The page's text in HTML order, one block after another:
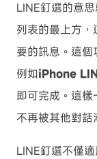
LINE釘選的意
列表的最上方，
要的訊息。這
例如iPhone
即可完成。這樣
不再被其他對話
LINE釘選不僅